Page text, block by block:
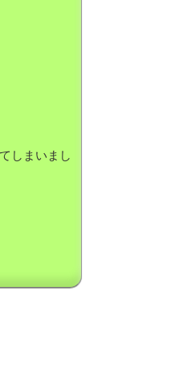
しまいまし